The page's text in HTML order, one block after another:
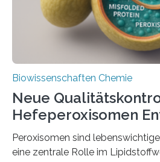
Biowissenschaften Chemie
Neue
Hefeperoxisomen
Peroxisomen sind
eine zentrale Rolle im